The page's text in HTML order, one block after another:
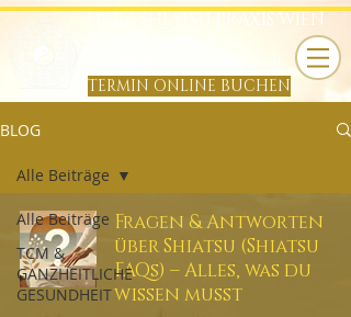
HARA SHIATSU PRAXIS WIEN
TERMIN ONLINE BUCHEN
BLOG
Alle Beiträge
TCM &
GANZHEITLICHE
GESUNDHEIT
Alle Beiträge
Fragen & Antworten
über Shiatsu (Shiatsu
FAQs) – Alles, was du
wissen musst